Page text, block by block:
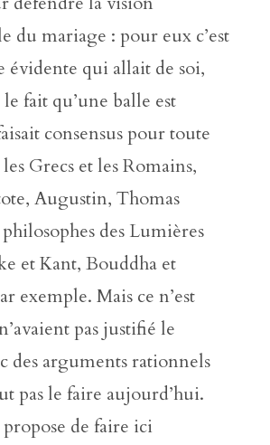
du mariage : pour eux c’est
évidente qui allait de soi,
fait qu’une balle est
consensus pour toute
Grecs et les Romains,
Augustin, Thomas
des Lumières
et Kant, Bouddha et
exemple. Mais ce n’est
pas justifié le
des arguments rationnels
pas le faire aujourd’hui.
propose de faire ici